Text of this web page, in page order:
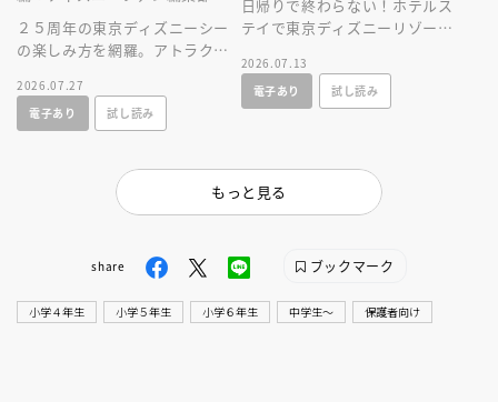
２５周年の東京ディズニーシー
の楽しみ方を網羅。アトラクシ
ョップ情報に加え、使いやすい
マップつき！
2026.07.27
電子あり
試し読み
日帰りで終わらない！ホテルス
テイで東京ディズニーリゾート
冊が新登場！
2026.07.13
電子あり
試し読み
もっと見る
share ブックマーク
小学４年生 小学５年生 小学６年生 中学生〜 保護者向け